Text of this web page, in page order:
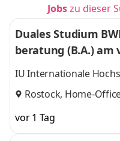
Jobszu dieser
Duales Studium
beratung (B.A.) am
Dotzlaff
IU Internationale
Rostock, Home-
vor 1 Tag